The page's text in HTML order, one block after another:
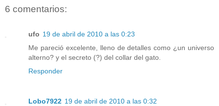
6 comentarios:
ufo 19 de abril de 2010 a las 0:23
Me pareció excelente, lleno de detalles como ¿un universo
alterno? y el secreto (?) del collar del gato.
Responder
Lobo7922 19 de abril de 2010 a las 0:32